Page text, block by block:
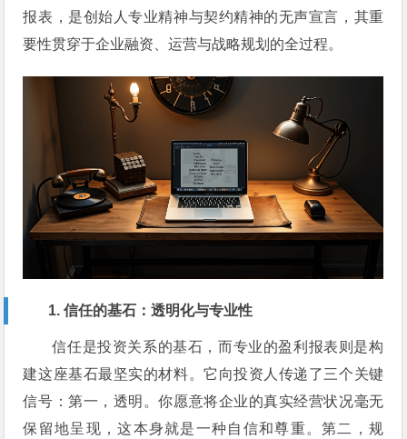
报表，是创始人专业精神与契约精神的无声宣言，其重
要性贯穿于企业融资、运营与战略规划的全过程。
1. 信任的基石：透明化与专业性
信任是投资关系的基石，而专业的盈利报表则是构
建这座基石最坚实的材料。它向投资人传递了三个关键
信号：第一，透明。你愿意将企业的真实经营状况毫无
保留地呈现，这本身就是一种自信和尊重。第二，规